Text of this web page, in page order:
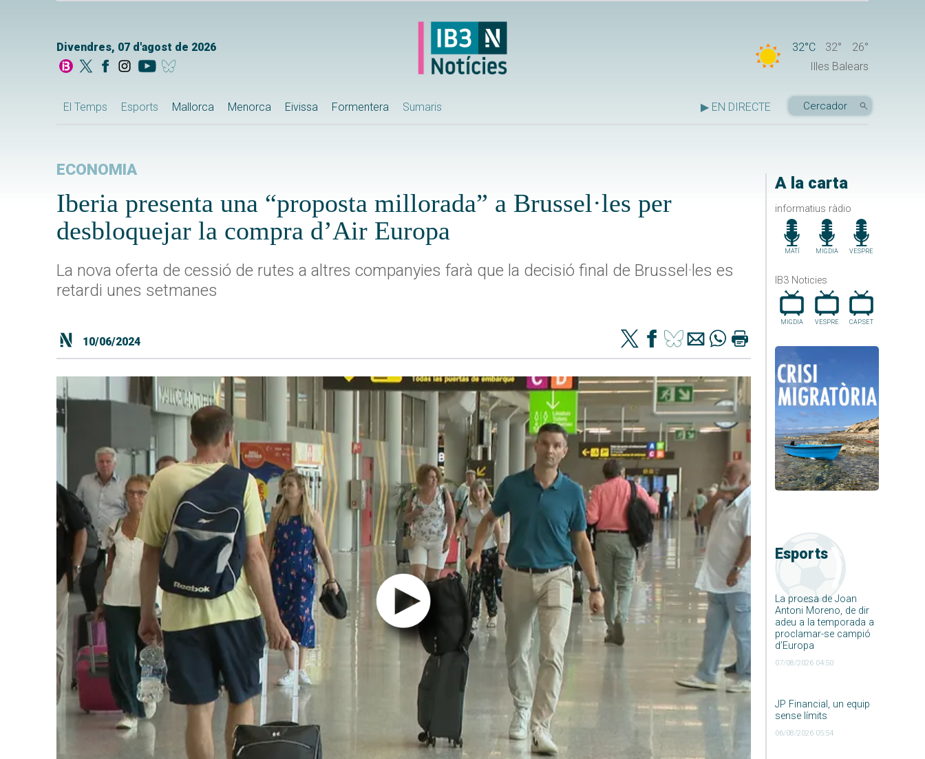
Divendres, 07 d'agost de 2026 32°C 32°
26°
Illes Balears
El Temps Esports Mallorca Menorca Eivissa Formentera Sumaris ▶ EN DIRECTE
A la carta
informatius ràdio
MATÍ MIGDIA VESPRE
IB3 Noticies
MIGDIA VESPRE CAP.SET
Esports
La proesa de Joan
Antoni Moreno, de dir
adeu a la temporada a
proclamar-se campió
d’Europa
07/08/2026 04:50
JP Financial, un equip
sense límits
06/08/2026 05:54
ECONOMIA
Iberia presenta una “proposta millorada” a Brussel·les per
desbloquejar la compra d’Air Europa
La nova oferta de cessió de rutes a altres companyies farà que la decisió final de Brussel·les es
retardi unes setmanes
10/06/2024